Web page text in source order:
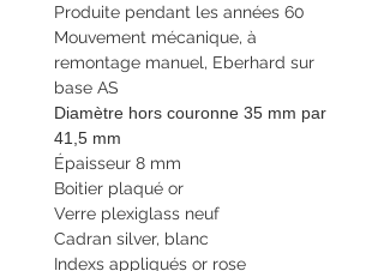
Produite pendant les années 60
Mouvement mécanique, à
remontage manuel, Eberhard sur
base AS
Diamètre hors couronne 35 mm par
41,5 mm
Épaisseur 8 mm
Boitier plaqué or
Verre plexiglass neuf
Cadran silver, blanc
Indexs appliqués or rose